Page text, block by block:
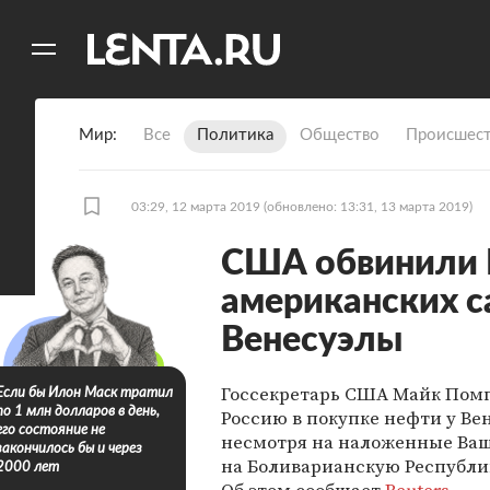
Мир Все Политика Общество
03:29, 12 марта 2019 (обновлено: 13:31, 13 марта 2019)
США обвинили
американских
Венесуэлы
Госсекретарь США Майк
Россию в покупке нефти у
несмотря на наложенные
на Боливарианскую
бы Илон Маск тратил
1 млн долларов в день,
состояние не
бы и через
лет